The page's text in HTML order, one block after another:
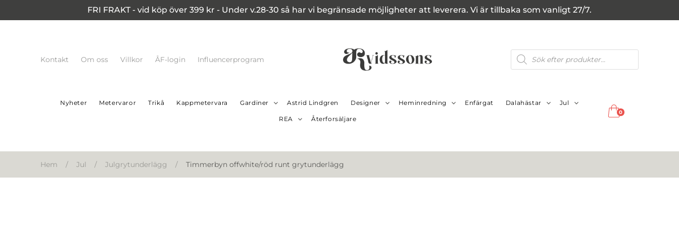
FRI FRAKT - vid köp över 399 kr - Under v.28-30 så har vi begränsade möjligheter att leverera. Vi är tillbaka som vanligt 27/7.
Kontakt Om oss Villkor ÅF-login Influencerprogram
Produktsökning
Nyheter Metervaror Trikå Kappmetervara Gardiner Astrid Lindgren Designer Heminredning Enfärgat Dalahästar Jul
REA Återforsäljare
0
Hem / Jul / Julgrytunderlägg / Timmerbyn offwhite/röd runt grytunderlägg